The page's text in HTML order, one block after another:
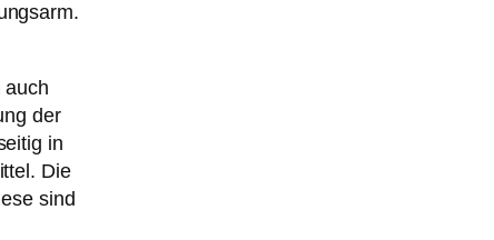
auch
der
in
Die
sind